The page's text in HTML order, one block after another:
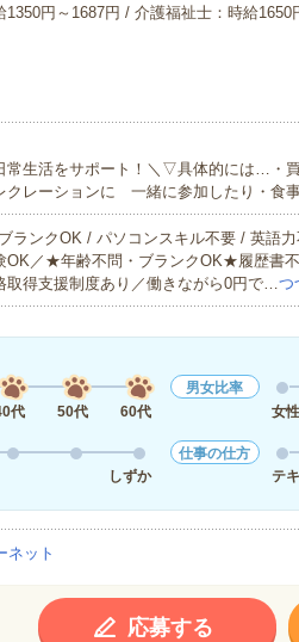
1350円～1687円 / 介護福祉士：時給
常生活をサポート！＼▽具体的には…・
クレーションに 一緒に参加したり・食
ランクOK / パソコンスキル不要 / 英語力
OK／★年齢不問・ブランクOK★履歴書
取得支援制度あり／働きながら0円で…つ
代 50代 60代
男女比率
女性
しずか
仕事の仕方
テ
ネット
応募する